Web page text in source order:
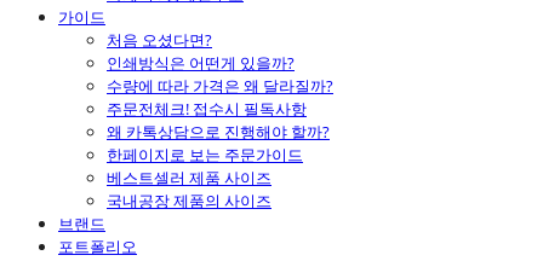
가이드
처음 오셨다면?
인쇄방식은 어떤게 있을까?
수량에 따라 가격은 왜 달라질까?
주문전체크! 접수시 필독사항
왜 카톡상담으로 진행해야 할까?
한페이지로 보는 주문가이드
베스트셀러 제품 사이즈
국내공장 제품의 사이즈
브랜드
포트폴리오